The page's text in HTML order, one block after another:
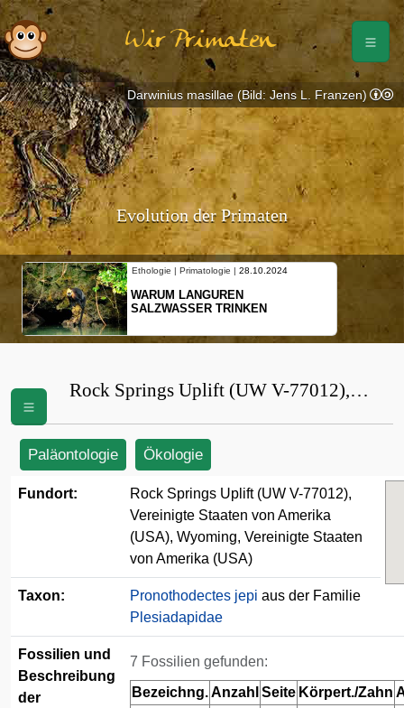
Wir Primaten
Evolution der Primaten
Ethologie | Primatologie | 28.10.2024
WARUM LANGUREN
SALZWASSER TRINKEN
Darwinius masillae (Bild: Jens L. Franzen)
Rock Springs Uplift (UW V-77012),
Paläontologie Ökologie
Fundort:
Rock Springs Uplift (UW V-77012),
Vereinigte Staaten von Amerika
(USA), Wyoming, Vereinigte Staaten
von Amerika (USA)
Taxon: Pronothodectes jepi aus der Familie
Plesiadapidae
Fossilien und
Beschreibung
der
7 Fossilien gefunden:
Bezeichng.Anzahl Seite Körpert./Zahn